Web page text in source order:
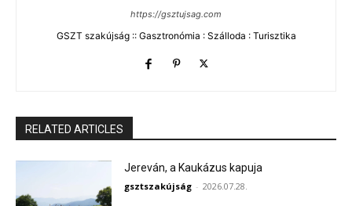
https://gsztujsag.com
GSZT szakújság :: Gasztronómia : Szálloda : Turisztika
RELATED ARTICLES
Jereván, a Kaukázus kapuja
gsztszakújság - 2026.07.28.